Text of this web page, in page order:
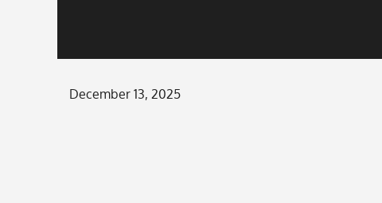
Posted
December 13, 2025